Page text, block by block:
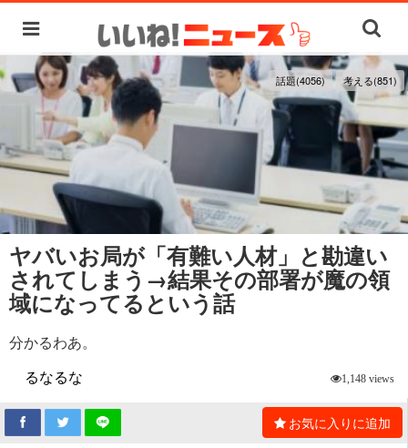
話題(4056) 考える(851)
ヤバいお局が「有難い人材」と勘違い
されてしまう→結果その部署が魔の領
域になってるという話
分かるわあ。
るなるな
1,148 views
お気に入りに追加